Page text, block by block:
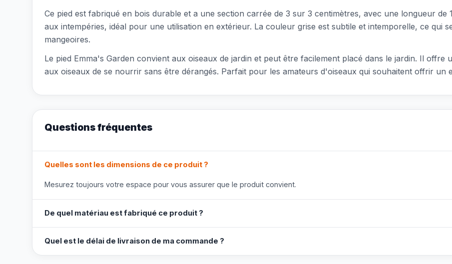
Ce pied est fabriqué en bois durable et a une section carrée de 3 sur 3 centimètres, avec une longueur de
aux intempéries, idéal pour une utilisation en extérieur. La couleur grise est subtile et intemporelle, ce qui
mangeoires.
Le pied Emma's Garden convient aux oiseaux de jardin et peut être facilement placé dans le jardin. Il
aux oiseaux de se nourrir sans être dérangés. Parfait pour les amateurs d'oiseaux qui souhaitent offrir un
Questions fréquentes
Quelles sont les dimensions de ce produit ?
Mesurez toujours votre espace pour vous assurer que le produit convient.
De quel matériau est fabriqué ce produit ?
Quel est le délai de livraison de ma commande ?